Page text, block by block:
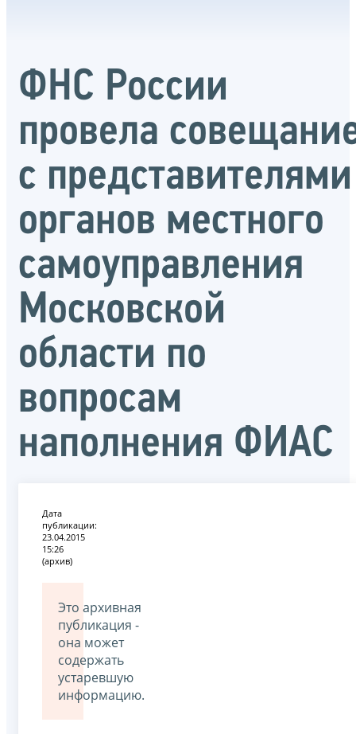
ФНС России
провела
с представителями
органов местного
самоуправления
Московской
области по
вопросам
наполнения ФИАС
Дата
публикации:
23.04.2015
15:26
(архив)
Это архивная
публикация -
она может
содержать
устаревшую
информацию.